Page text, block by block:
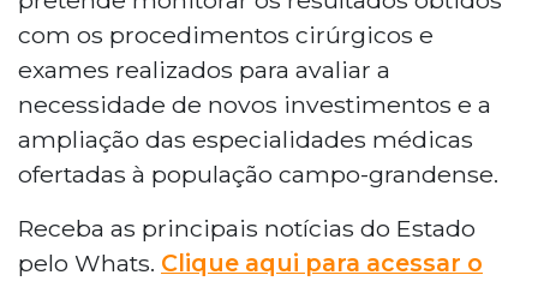
com os procedimentos cirúrgicos e
exames realizados para avaliar a
necessidade de novos investimentos e a
ampliação das especialidades médicas
ofertadas à população campo-grandense.
Receba as principais notícias do Estado
pelo Whats. Clique aqui para acessar o